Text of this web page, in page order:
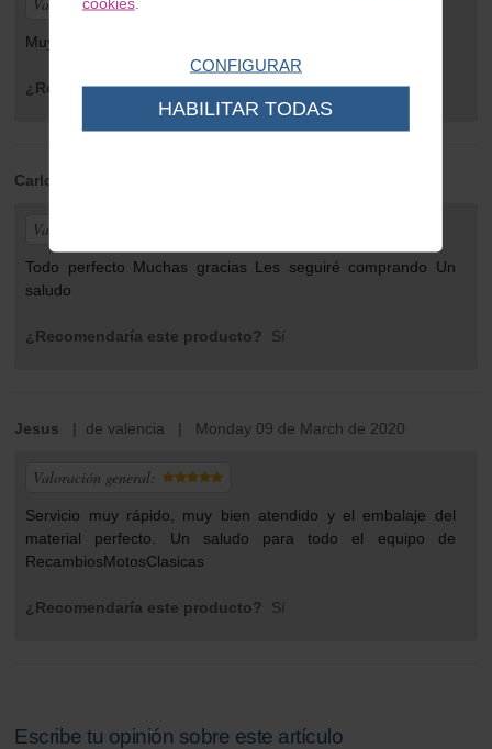
Muy bueno, todo lo recibido esta muy bien, gracias.
¿Recomendaría este producto?Sí
Carlos
Valoración general:
Todo perfecto Muchas gracias Les seguiré comprando Un
saludo
¿Recomendaría este producto? Sí
Jesus | de valencia | Monday 09 de March de 2020
Valoración general:
Servicio muy rápido, muy bien atendido y el embalaje del
material perfecto. Un saludo para todo el equipo de
RecambiosMotosClasicas
¿Recomendaría este producto? Sí
Escribe tu opinión sobre este artículo
CONFIGURAR
HABILITAR TODAS